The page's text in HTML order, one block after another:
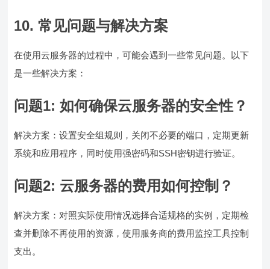
10. 常见问题与解决方案
在使用云服务器的过程中，可能会遇到一些常见问题。以下
是一些解决方案：
问题1:如何确保云服务器的安全性？
解决方案：设置安全组规则，关闭不必要的端口，定期更新
系统和应用程序，同时使用强密码和SSH密钥进行验证。
问题2: 云服务器的费用如何控制？
解决方案：对照实际使用情况选择合适规格的实例，定期检
查并删除不再使用的资源，使用服务商的费用监控工具控制
支出。